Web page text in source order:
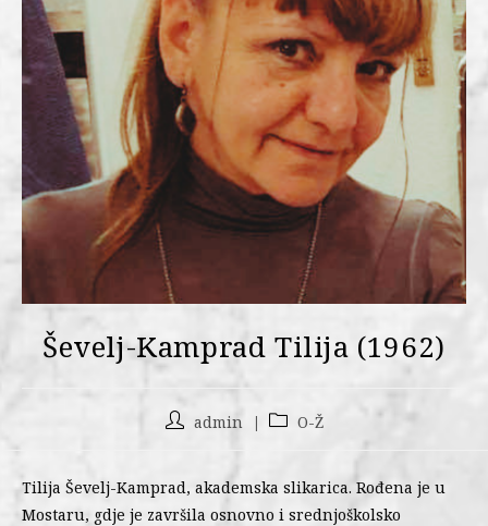
Ševelj-Kamprad Tilija (1962)
admin O-Ž
Tilija Ševelj-Kamprad, akademska slikarica. Rođena je u
Mostaru, gdje je završila osnovno i srednjoškolsko